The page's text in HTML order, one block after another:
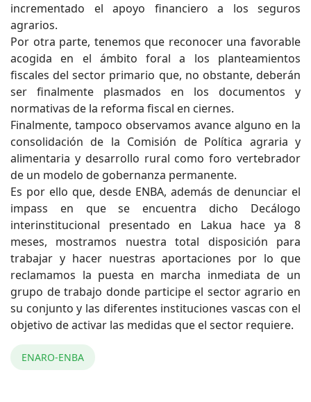
incrementado el apoyo financiero a los seguros
agrarios.
Por otra parte, tenemos que reconocer una favorable
acogida en el ámbito foral a los planteamientos
fiscales del sector primario que, no obstante, deberán
ser finalmente plasmados en los documentos y
normativas de la reforma fiscal en ciernes.
Finalmente, tampoco observamos avance alguno en la
consolidación de la Comisión de Política agraria y
alimentaria y desarrollo rural como foro vertebrador
de un modelo de gobernanza permanente.
Es por ello que, desde ENBA, además de denunciar el
impass en que se encuentra dicho Decálogo
interinstitucional presentado en Lakua hace ya 8
meses, mostramos nuestra total disposición para
trabajar y hacer nuestras aportaciones por lo que
reclamamos la puesta en marcha inmediata de un
grupo de trabajo donde participe el sector agrario en
su conjunto y las diferentes instituciones vascas con el
objetivo de activar las medidas que el sector requiere.
ENARO-ENBA